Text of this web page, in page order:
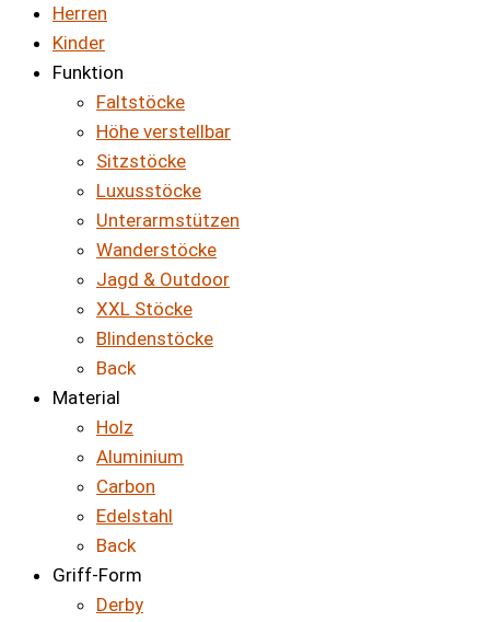
Herren
Kinder
Funktion
Faltstöcke
Höhe verstellbar
Sitzstöcke
Luxusstöcke
Unterarmstützen
Wanderstöcke
Jagd & Outdoor
XXL Stöcke
Blindenstöcke
Back
Material
Holz
Aluminium
Carbon
Edelstahl
Back
Griff-Form
Derby